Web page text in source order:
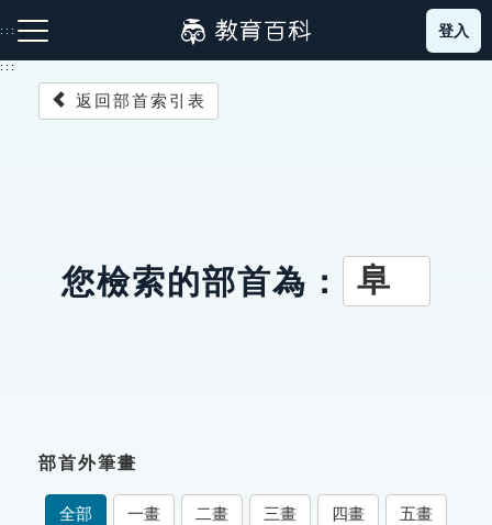
到
主
:::
成語故事
索引選單
登入
:::
返回部首索引表
您檢索的部首為： 阜
部首外筆畫
全部 一畫 二畫 三畫 四畫 五畫